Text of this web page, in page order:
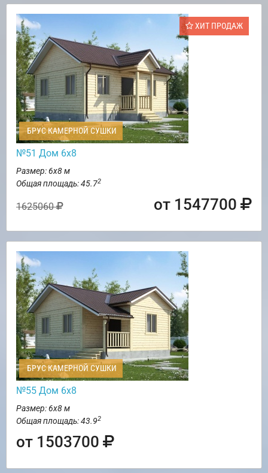
ХИТ ПРОДАЖ
БРУС КАМЕРНОЙ СУШКИ
№51 Дом 6х8
Размер: 6х8 м
Общая площадь: 45.72
1625060 от 1547700
БРУС КАМЕРНОЙ СУШКИ
№55 Дом 6х8
Размер: 6х8 м
Общая площадь: 43.92
от 1503700